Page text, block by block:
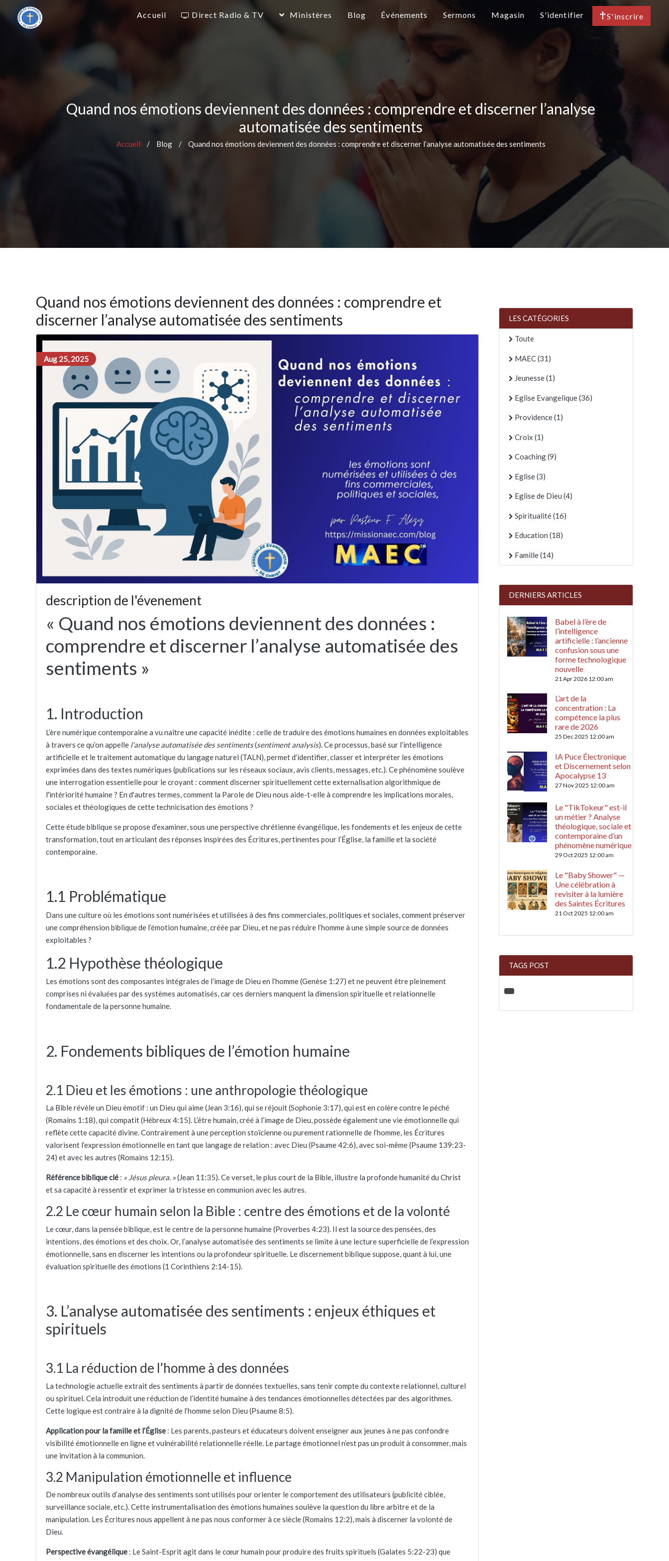
Accueil Direct Radio & TV Ministères Blog Événements Sermons Magasin S'identifier S'inscrire
Quand nos émotions deviennent des données : comprendre et discerner l’analyse
automatisée des sentiments
Accueil / Blog / Quand nos émotions deviennent des données : comprendre et discerner l’analyse automatisée des sentiments
Quand nos émotions deviennent des données : comprendre et
discerner l’analyse automatisée des sentiments
Aug 25, 2025
description de l'évenement
« Quand nos émotions deviennent des données :
comprendre et discerner l’analyse automatisée des
sentiments »
1. Introduction
L’ère numérique contemporaine a vu naître une capacité inédite : celle de traduire des émotions humaines en données exploitables
à travers ce qu’on appelle l’analyse automatisée des sentiments(sentiment analysis). Ce processus, basé sur l’intelligence
artificielle et le traitement automatique du langage naturel (TALN), permet d’identifier, classer et interpréter les émotions
exprimées dans des textes numériques (publications sur les réseaux sociaux, avis clients, messages, etc.). Ce phénomène soulève
une interrogation essentielle pour le croyant : comment discerner spirituellement cette externalisation algorithmique de
l'intériorité humaine ? En d'autres termes, comment la Parole de Dieu nous aide-t-elle à comprendre les implications morales,
sociales et théologiques de cette technicisation des émotions ?
Cette étude biblique se propose d’examiner, sous une perspective chrétienne évangélique, les fondements et les enjeux de cette
transformation, tout en articulant des réponses inspirées des Écritures, pertinentes pour l’Église, la famille et la société
contemporaine.
1.1 Problématique
Dans une culture où les émotions sont numérisées et utilisées à des fins commerciales, politiques et sociales, comment préserver
une compréhension biblique de l’émotion humaine, créée par Dieu, et ne pas réduire l’homme à une simple source de données
exploitables ?
1.2 Hypothèse théologique
Les émotions sont des composantes intégrales de l’image de Dieu en l’homme (Genèse 1:27) et ne peuvent être pleinement
comprises ni évaluées par des systèmes automatisés, car ces derniers manquent la dimension spirituelle et relationnelle
fondamentale de la personne humaine.
2. Fondements bibliques de l’émotion humaine
2.1 Dieu et les émotions : une anthropologie théologique
La Bible révèle un Dieu émotif : un Dieu qui aime (Jean 3:16), qui se réjouit (Sophonie 3:17), qui est en colère contre le péché
(Romains 1:18), qui compatit (Hébreux 4:15). L’être humain, créé à l’image de Dieu, possède également une vie émotionnelle qui
reflète cette capacité divine. Contrairement à une perception stoïcienne ou purement rationnelle de l’homme, les Écritures
valorisent l’expression émotionnelle en tant que langage de relation : avec Dieu (Psaume 42:6), avec soi-même (Psaume 139:23-
24) et avec les autres (Romains 12:15).
Référence biblique clé: « Jésus pleura. »(Jean 11:35). Ce verset, le plus court de la Bible, illustre la profonde humanité du Christ
et sa capacité à ressentir et exprimer la tristesse en communion avec les autres.
2.2 Le cœur humain selon la Bible : centre des émotions et de la volonté
Le cœur, dans la pensée biblique, est le centre de la personne humaine (Proverbes 4:23). Il est la source des pensées, des
intentions, des émotions et des choix. Or, l’analyse automatisée des sentiments se limite à une lecture superficielle de l’expression
émotionnelle, sans en discerner les intentions ou la profondeur spirituelle. Le discernement biblique suppose, quant à lui, une
évaluation spirituelle des émotions (1 Corinthiens 2:14-15).
3. L’analyse automatisée des sentiments : enjeux éthiques et
spirituels
3.1 La réduction de l’homme à des données
La technologie actuelle extrait des sentiments à partir de données textuelles, sans tenir compte du contexte relationnel, culturel
ou spirituel. Cela introduit une réduction de l’identité humaine à des tendances émotionnelles détectées par des algorithmes.
Cette logique est contraire à la dignité de l’homme selon Dieu (Psaume 8:5).
Application pour la famille et l’Église: Les parents, pasteurs et éducateurs doivent enseigner aux jeunes à ne pas confondre
visibilité émotionnelle en ligne et vulnérabilité relationnelle réelle. Le partage émotionnel n’est pas un produit à consommer, mais
une invitation à la communion.
3.2 Manipulation émotionnelle et influence
De nombreux outils d’analyse des sentiments sont utilisés pour orienter le comportement des utilisateurs (publicité ciblée,
surveillance sociale, etc.). Cette instrumentalisation des émotions humaines soulève la question du libre arbitre et de la
manipulation. Les Écritures nous appellent à ne pas nous conformer à ce siècle (Romains 12:2), mais à discerner la volonté de
Dieu.
Perspective évangélique: Le Saint-Esprit agit dans le cœur humain pour produire des fruits spirituels (Galates 5:22-23) que
LES CATÉGORIES
Toute
MAEC (31)
Jeunesse (1)
Eglise Evangelique (36)
Providence (1)
Croix (1)
Coaching (9)
Eglise (3)
Eglise de Dieu (4)
Spiritualité (16)
Education (18)
Famille (14)
DERNIERS ARTICLES
Babel à l’ère de
l’intelligence
artificielle : l’ancienne
confusion sous une
forme technologique
nouvelle
21 Apr 2026 12:00 am
L’art de la
concentration : La
compétence la plus
rare de 2026
25 Dec 2025 12:00 am
IA Puce Électronique
et Discernement selon
Apocalypse 13
27 Nov 2025 12:00 am
Le "TikTokeur" est-il
un métier ? Analyse
théologique, sociale et
contemporaine d’un
phénomène numérique
29 Oct 2025 12:00 am
Le "Baby Shower" —
Une célébration à
revisiter à la lumière
des Saintes Écritures
21 Oct 2025 12:00 am
TAGS POST